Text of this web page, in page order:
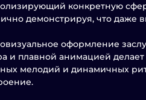
конкретную
демонстрируя, что даже
оформление
и плавной анимацией
мелодий и динамичных